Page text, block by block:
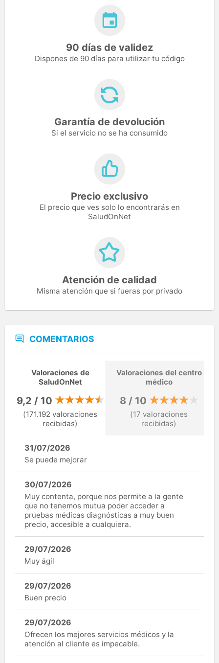
90 días de validez
Dispones de 90 días para utilizar tu código
Garantía de devolución
Si el servicio no se ha consumido
Precio exclusivo
El precio que ves solo lo encontrarás en
SaludOnNet
Atención de calidad
Misma atención que si fueras por privado
COMENTARIOS
Valoraciones de
SaludOnNet
9,2 / 10
(171.192 valoraciones
recibidas)
Valoraciones del centro
médico
8 / 10
(17 valoraciones
recibidas)
31/07/2026
Se puede mejorar
30/07/2026
Muy contenta, porque nos permite a la gente
que no tenemos mutua poder acceder a
pruebas médicas diagnósticas a muy buen
precio, accesible a cualquiera.
29/07/2026
Muy ágil
29/07/2026
Buen precio
29/07/2026
Ofrecen los mejores servicios médicos y la
atención al cliente es impecable.